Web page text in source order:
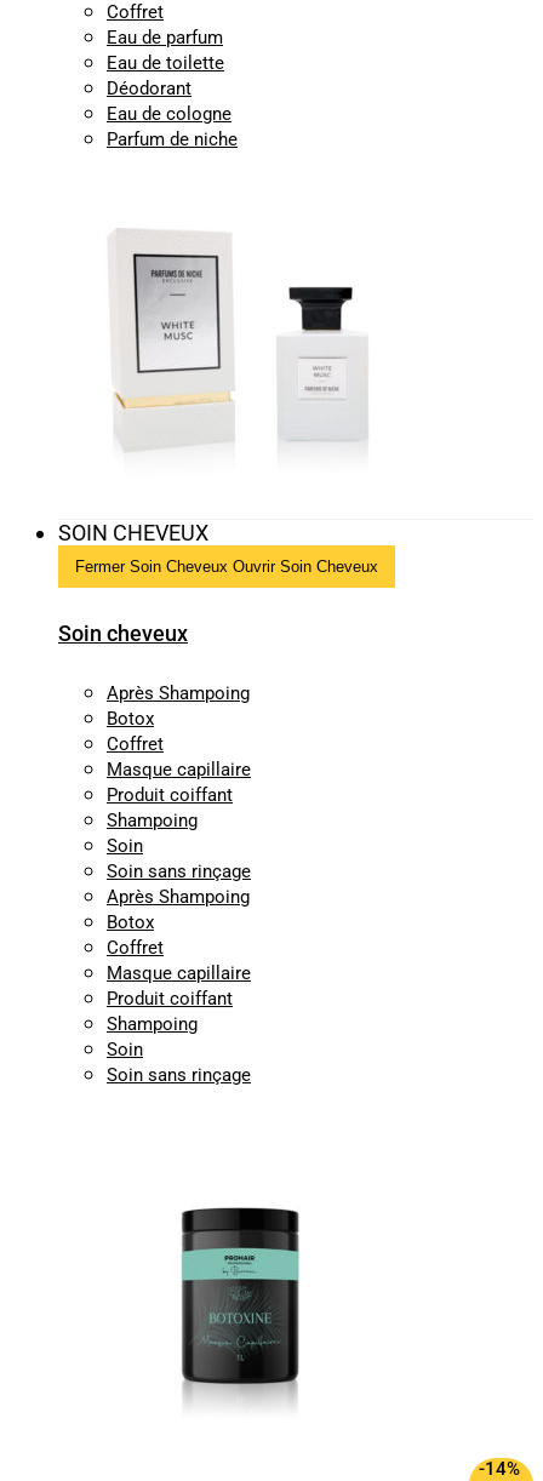
Coffret
Eau de parfum
Eau de toilette
Déodorant
Eau de cologne
Parfum de niche
SOIN CHEVEUX
Fermer Soin Cheveux Ouvrir Soin Cheveux
Soin cheveux
Après Shampoing
Botox
Coffret
Masque capillaire
Produit coiffant
Shampoing
Soin
Soin sans rinçage
Après Shampoing
Botox
Coffret
Masque capillaire
Produit coiffant
Shampoing
Soin
Soin sans rinçage
-14%